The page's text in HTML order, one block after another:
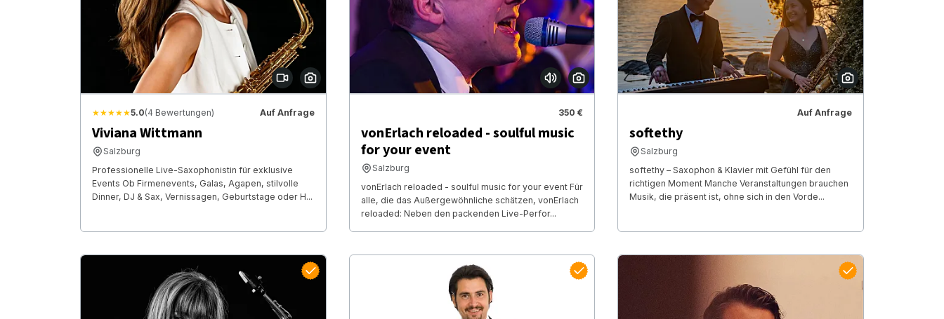
★★★★★5.0(4 Bewertungen) Auf Anfrage
Viviana Wittmann
Salzburg
Professionelle Live-Saxophonistin für exklusive
Events Ob Firmenevents, Galas, Agapen, stilvolle
Dinner, DJ & Sax, Vernissagen, Geburtstage oder H...
350 €
vonErlach reloaded - soulful music
for your event
Salzburg
vonErlach reloaded - soulful music for your event Für
alle, die das Außergewöhnliche schätzen, vonErlach
reloaded: Neben den packenden Live-Perfor...
Auf Anfrage
softethy
Salzburg
softethy – Saxophon & Klavier mit Gefühl für den
richtigen Moment Manche Veranstaltungen brauchen
Musik, die präsent ist, ohne sich in den Vorde...